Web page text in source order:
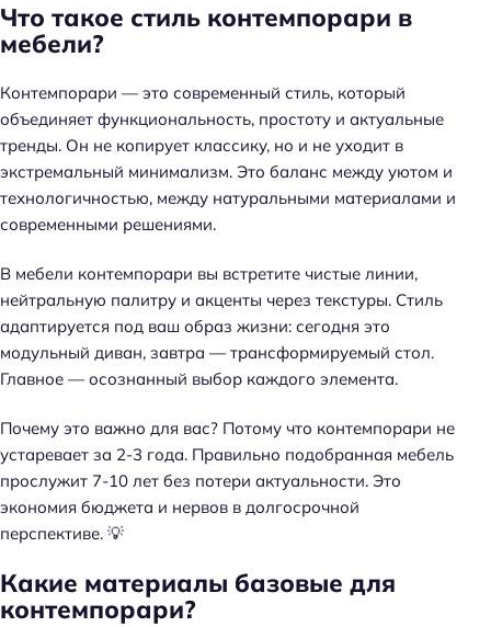
Что такое стиль контемпорари в
мебели?
Контемпорари — это современный стиль, который
объединяет функциональность, простоту и актуальные
тренды. Он не копирует классику, но и не уходит в
экстремальный минимализм. Это баланс между уютом и
технологичностью, между натуральными материалами и
современными решениями.
В мебели контемпорари вы встретите чистые линии,
нейтральную палитру и акценты через текстуры. Стиль
адаптируется под ваш образ жизни: сегодня это
модульный диван, завтра — трансформируемый стол.
Главное — осознанный выбор каждого элемента.
Почему это важно для вас? Потому что контемпорари не
устаревает за 2-3 года. Правильно подобранная мебель
прослужит 7-10 лет без потери актуальности. Это
экономия бюджета и нервов в долгосрочной
перспективе. 💡
Какие материалы базовые для
контемпорари?